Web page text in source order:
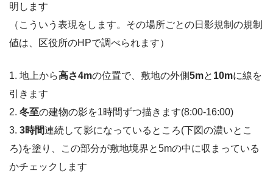
明します
（こういう表現をします。その場所ごとの日影規制の規制
値は、区役所のHPで調べられます）
1. 地上から高さ4mの位置で、敷地の外側5mと 10mに線を
引きます
2. 冬至の建物の影を1時間ずつ描きます(8:00-16:00)
3. 3時間連続して影になっているところ(下図の濃いとこ
ろ)を塗り、この部分が敷地境界と5mの中に収まっている
かチェックします